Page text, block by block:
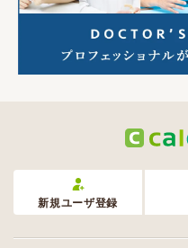
新規ユーザ登録